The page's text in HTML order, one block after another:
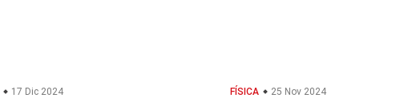
17 Dic 2024 FÍSICA 25 Nov 2024